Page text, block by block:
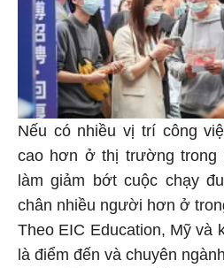
Nếu có nhiều vị trí công
cao hơn ở thị trường trong
làm giảm bớt cuộc chạy
chân nhiều người hơn ở
Theo EIC Education, Mỹ và
là điểm đến và chuyên